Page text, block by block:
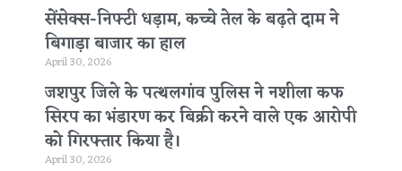
सेंसेक्स-निफ्टी धड़ाम, कच्चे तेल के बढ़ते दाम ने
बिगाड़ा बाजार का हाल
April 30, 2026
जशपुर जिले के पत्थलगांव पुलिस ने नशीला कफ
सिरप का भंडारण कर बिक्री करने वाले एक आरोपी
को गिरफ्तार किया है।
April 30, 2026